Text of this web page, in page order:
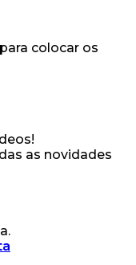
colocar os
as novidades